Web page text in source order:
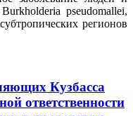
pseudomallei,
регионов
Кузбасса
ответственности